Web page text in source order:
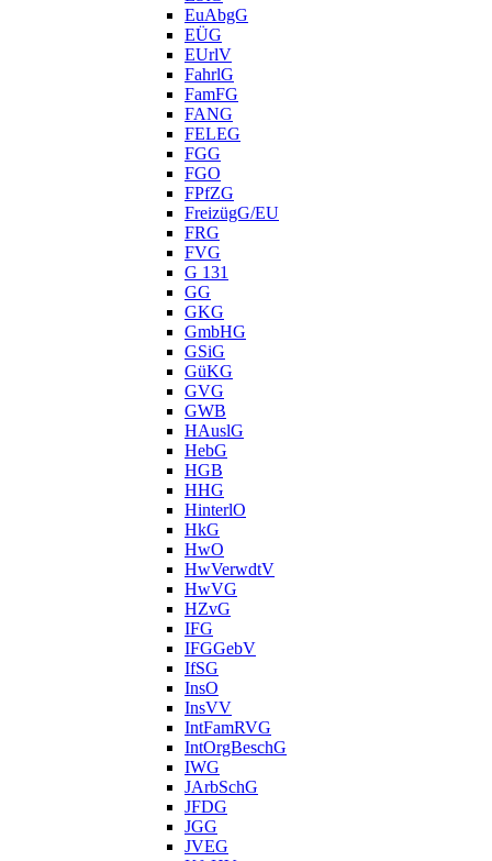
EuAbgG
EÜG
EUrlV
FahrlG
FamFG
FANG
FELEG
FGG
FGO
FPfZG
FreizügG/EU
FRG
FVG
G 131
GG
GKG
GmbHG
GSiG
GüKG
GVG
GWB
HAuslG
HebG
HGB
HHG
HinterlO
HkG
HwO
HwVerwdtV
HwVG
HZvG
IFG
IFGGebV
IfSG
InsO
InsVV
IntFamRVG
IntOrgBeschG
IWG
JArbSchG
JFDG
JGG
JVEG